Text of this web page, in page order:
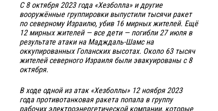
С 8 октября 2023 года «Хезболла» и другие
вооружённые группировки выпустили тысячи ракет
по северному Израилю, убив 16 мирных жителей. Ещё
12 мирных жителей — все дети — погибли 27 июля в
результате атаки на Мадждаль-Шамс на
оккупированных Голанских высотах. Около 63 тысяч
жителей северного Израиля были эвакуированы с 8
октября.
В ходе одной из атак «Хезболлы» 12 ноября 2023
года противотанковая ракета попала в группу
рабочих электроэнергетической компании, которые